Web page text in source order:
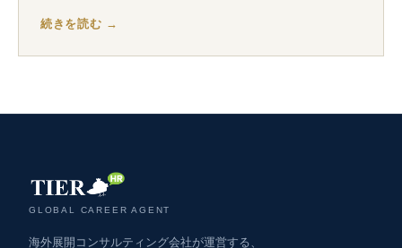
続きを読む →
GLOBAL CAREER AGENT
海外展開コンサルティング会社が運営する、